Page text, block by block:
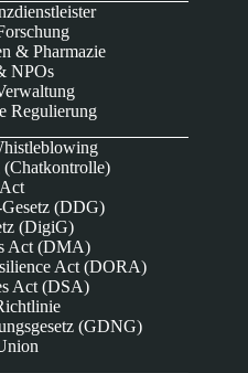
& Pharmazie
NPOs
Regulierung
(DDG)
(DigiG)
Act (DMA)
Act (DORA)
Act (DSA)
(GDNG)